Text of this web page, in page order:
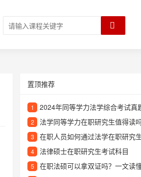
置顶推荐
1 2024年同等学力法学综合考试真
2 法学同等学力在职研究生值得读吗？解析
3 在职人员如何通过法学在职研究生
4 法律硕士在职研究生考试科目
5 在职法硕可以拿双证吗？一文读懂在职